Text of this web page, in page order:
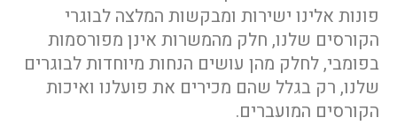
פונות אלינו ישירות ומבקשות המלצה לבוגרי
הקורסים שלנו, חלק מהמשרות אינן מפורסמות
בפומבי, לחלק מהן עושים הנחות מיוחדות לבוגרים
שלנו, רק בגלל שהם מכירים את פועלנו ואיכות
הקורסים המועברים.